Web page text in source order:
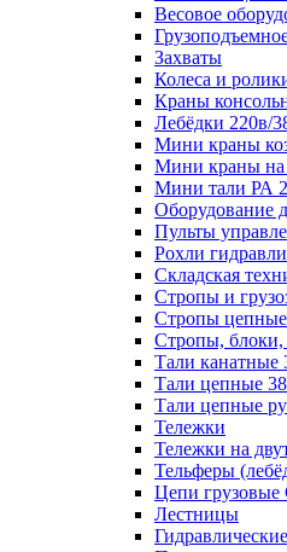
Весовое
Захваты
Колеса и
Краны
Лебёдки 220в/
Мини краны
Мини краны
Мини тали РА
Оборудование
Пульты
Рохли
Складская
Стропы и
Стропы цепные
Стропы,
Тали канатные
Тали цепные
Тали цепные
Тележки
Тележки на
Тельферы
Цепи грузовые
Лестницы